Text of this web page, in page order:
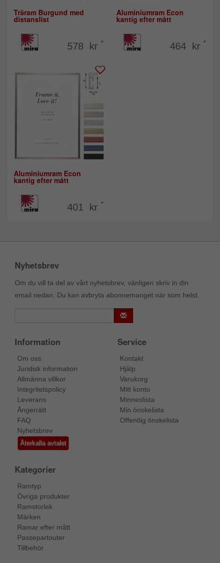
Träram Burgund med
distanslist
578 kr *
Aluminiumram Econ
kantig efter mått
464 kr *
Aluminiumram Econ
kantig efter mått
401 kr *
Nyhetsbrev
Om du vill ta del av vårt nyhetsbrev, vänligen skriv in din
email nedan. Du kan avbryta abonnemanget när som helst.
Information
Om oss
Juridisk information
Allmänna villkor
Integritetspolicy
Leverans
Ångerrätt
FAQ
Nyhetsbrev
Återkalla avtalet
Service
Kontakt
Hjälp
Varukorg
Mitt konto
Minneslista
Min önskelista
Offentlig önskelista
Kategorier
Ramtyp
Övriga produkter
Ramstorlek
Märken
Ramar efter mått
Passepartouter
Tillbehör